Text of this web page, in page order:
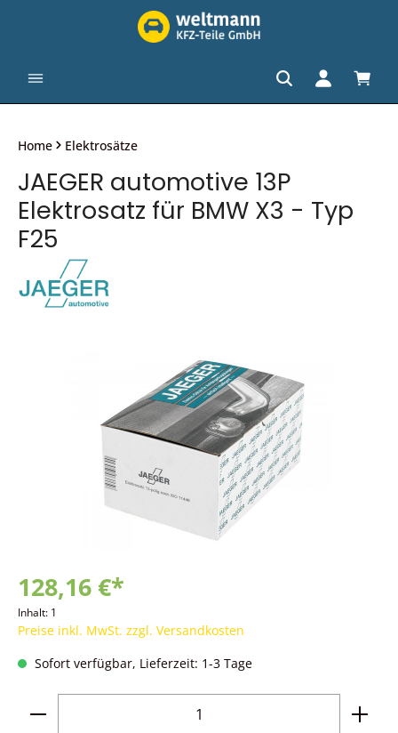
Home Elektrosätze
JAEGER automotive 13P
Elektrosatz für BMW X3 - Typ
F25
128,16 €*
Inhalt: 1
Preise inkl. MwSt. zzgl. Versandkosten
Sofort verfügbar, Lieferzeit: 1-3 Tage
Produkt Anzahl: Gib den gewünschten